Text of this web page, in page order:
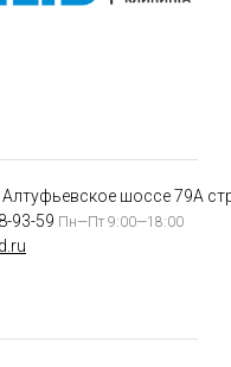
шоссе 79А
93-59 Пн—Пт 9:00—18:00